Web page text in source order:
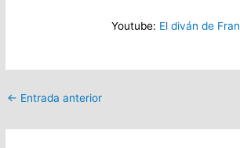
Youtube: El diván de Fran
← Entrada anterior